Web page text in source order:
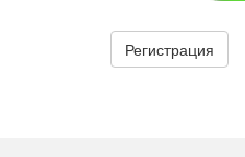
Регистрация